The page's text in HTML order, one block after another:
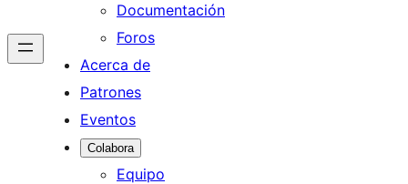
Documentación
Foros
Acerca de
Patrones
Eventos
Colabora
Equipo